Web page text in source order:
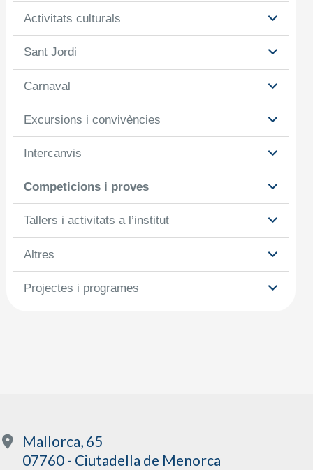
Activitats culturals
Sant Jordi
Carnaval
Excursions i convivències
Intercanvis
Competicions i proves
Tallers i activitats a l’institut
Altres
Projectes i programes
Mallorca, 65
07760 - Ciutadella de Menorca